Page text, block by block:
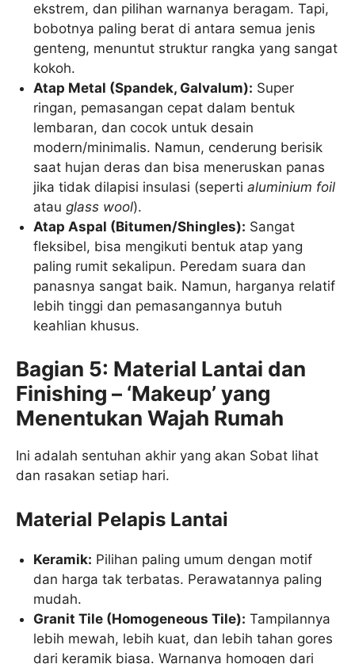
ekstrem, dan pilihan warnanya beragam. Tapi,
bobotnya paling berat di antara semua jenis
genteng, menuntut struktur rangka yang sangat
kokoh.
Atap Metal (Spandek, Galvalum): Super
ringan, pemasangan cepat dalam bentuk
lembaran, dan cocok untuk desain
modern/minimalis. Namun, cenderung berisik
saat hujan deras dan bisa meneruskan panas
jika tidak dilapisi insulasi (sepertialuminium foil
atauglass wool).
Atap Aspal (Bitumen/Shingles): Sangat
fleksibel, bisa mengikuti bentuk atap yang
paling rumit sekalipun. Peredam suara dan
panasnya sangat baik. Namun, harganya relatif
lebih tinggi dan pemasangannya butuh
keahlian khusus.
Bagian 5: Material Lantai dan
Finishing – ‘Makeup’ yang
Menentukan Wajah Rumah
Ini adalah sentuhan akhir yang akan Sobat lihat
dan rasakan setiap hari.
Material Pelapis Lantai
Keramik: Pilihan paling umum dengan motif
dan harga tak terbatas. Perawatannya paling
mudah.
Granit Tile (Homogeneous Tile): Tampilannya
lebih mewah, lebih kuat, dan lebih tahan gores
dari keramik biasa. Warnanya homogen dari